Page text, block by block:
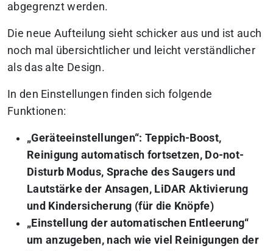
abgegrenzt werden.
Die neue Aufteilung sieht schicker aus und ist auch
noch mal übersichtlicher und leicht verständlicher
als das alte Design.
In den Einstellungen finden sich folgende
Funktionen:
„Geräteeinstellungen“: Teppich-Boost,
Reinigung automatisch fortsetzen, Do-not-
Disturb Modus, Sprache des Saugers und
Lautstärke der Ansagen, LiDAR Aktivierung
und Kindersicherung (für die Knöpfe)
„Einstellung der automatischen Entleerung“
um anzugeben, nach wie viel Reinigungen der